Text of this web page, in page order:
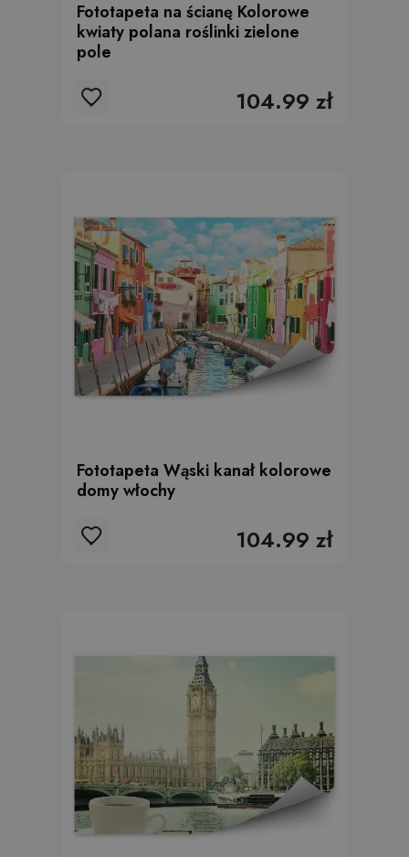
Fototapeta na ścianę Kolorowe
kwiaty polana roślinki zielone
pole
104.99 zł
Fototapeta Wąski kanał kolorowe
domy włochy
104.99 zł